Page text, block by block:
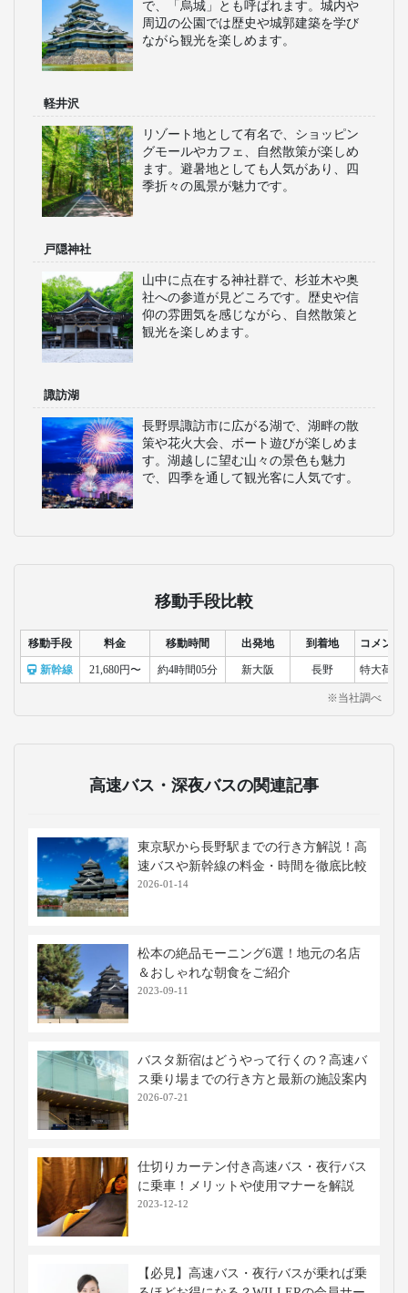
で、「烏城」とも呼ばれます。城内や
周辺の公園では歴史や城郭建築を学び
ながら観光を楽しめます。
軽井沢
リゾート地として有名で、ショッピン
グモールやカフェ、自然散策が楽しめ
ます。避暑地としても人気があり、四
季折々の風景が魅力です。
戸隠神社
山中に点在する神社群で、杉並木や奥
社への参道が見どころです。歴史や信
仰の雰囲気を感じながら、自然散策と
観光を楽しめます。
諏訪湖
長野県諏訪市に広がる湖で、湖畔の散
策や花火大会、ボート遊びが楽しめま
す。湖越しに望む山々の景色も魅力
で、四季を通して観光客に人気です。
移動手段比較
移動手段 料金 移動時間 出発地 到着地 コメント
新幹線 21,680円〜 約4時間05分 新大阪 長野 特大荷物
※当社調べ
高速バス・深夜バスの関連記事
東京駅から長野駅までの行き方解説！高
速バスや新幹線の料金・時間を徹底比較
2026-01-14
松本の絶品モーニング6選！地元の名店
＆おしゃれな朝食をご紹介
2023-09-11
バスタ新宿はどうやって行くの？高速バ
ス乗り場までの行き方と最新の施設案内
2026-07-21
仕切りカーテン付き高速バス・夜行バス
に乗車！メリットや使用マナーを解説
2023-12-12
【必見】高速バス・夜行バスが乗れば乗